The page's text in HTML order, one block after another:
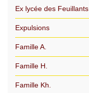
Ex lycée des Feuillants
Expulsions
Famille A.
Famille H.
Famille Kh.